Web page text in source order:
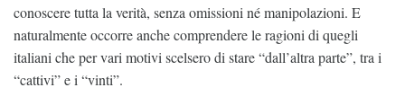
conoscere tutta la verità, senza omissioni né manipolazioni. E
naturalmente occorre anche comprendere le ragioni di quegli
italiani che per vari motivi scelsero di stare “dall’altra parte”, tra i
“cattivi” e i “vinti”.